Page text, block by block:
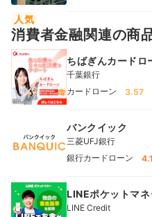
人気
消費者金融関連の商
ちばぎんカードロ
千葉銀行
カードローン
3.57
バンクイック
三菱UFJ銀行
銀行カードローン
LINEポケットマ
LINE Credit